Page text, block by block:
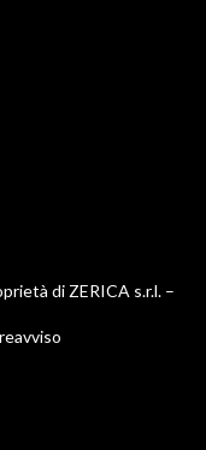
di ZERICA s.r.l. –